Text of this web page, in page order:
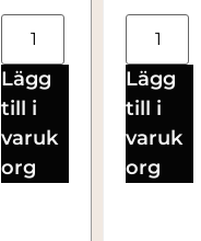
Lägg
till i
varuk
org
Lägg
till i
varuk
org